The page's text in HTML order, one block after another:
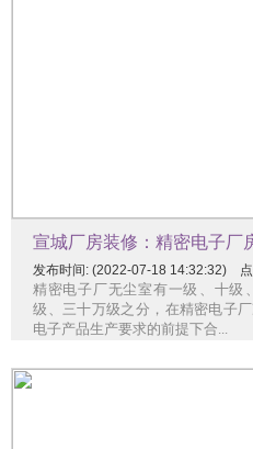
宣城厂房装修：精密电子厂
发布时间: (2022-07-18 14:32:32)
精密电子厂无尘室有一级、十级、
级、三十万级之分，在精密
电子产品生产要求的前提下合...